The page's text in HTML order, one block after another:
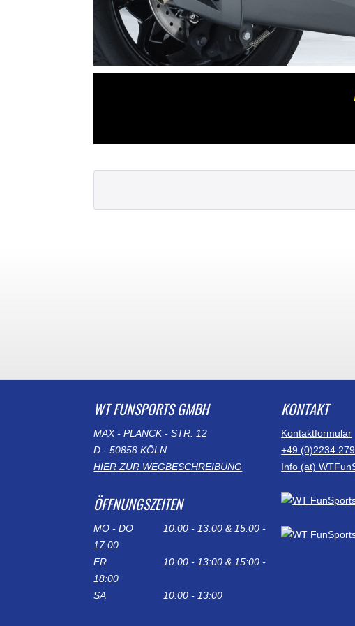
WT FUNSPORTS GMBH
MAX - PLANCK - STR. 12
D - 50858 KÖLN
HIER ZUR WEGBESCHREIBUNG
ÖFFNUNGSZEITEN
MO - DO
10:00 - 13:00 & 15:00 -
17:00
FR
10:00 - 13:00 & 15:00 -
18:00
SA
10:00 - 13:00
KONTAKT
Kontaktformular
+49 (0)2234
Info (at)